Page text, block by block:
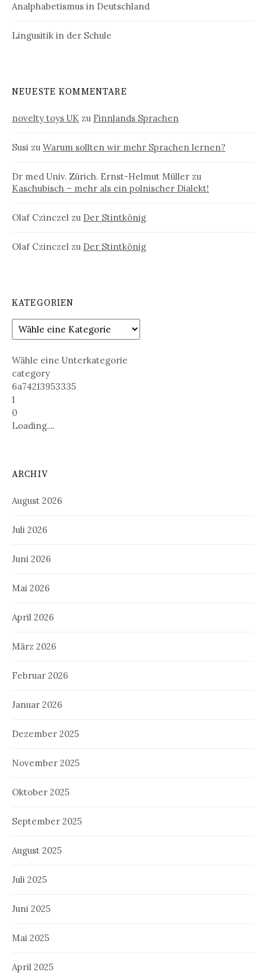
Analphabetismus in Deutschland
Lingusitik in der Schule
NEUESTE KOMMENTARE
novelty toys UK zu Finnlands Sprachen
Susi zu Warum sollten wir mehr Sprachen lernen?
Dr med Univ. Zürich. Ernst-Helmut Müller zu
Kaschubisch – mehr als ein polnischer Dialekt!
Olaf Czinczel zu Der Stintkönig
Olaf Czinczel zu Der Stintkönig
KATEGORIEN
Wähle eine Unterkategorie
category
6a74213953335
1
0
Loading....
ARCHIV
August 2026
Juli 2026
Juni 2026
Mai 2026
April 2026
März 2026
Februar 2026
Januar 2026
Dezember 2025
November 2025
Oktober 2025
September 2025
August 2025
Juli 2025
Juni 2025
Mai 2025
April 2025